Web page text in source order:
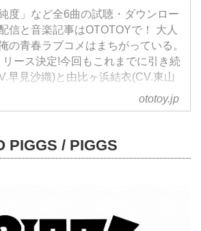
度」など全6曲の試聴・ダウンロー
信と音楽記事はOTOTOYで！ 大人
の青春ラブコメはまちがっている。
ース決定!今回もこれまでに引き続
早見沙織)と由比ヶ浜結衣(CV.東山
ototoy.jp
PIGGS / PIGGS